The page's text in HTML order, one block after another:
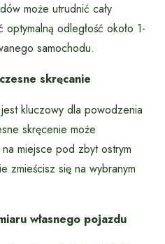
może utrudnić cały
odległość około 1-
samochodu.
skręcanie
kluczowy dla powodzenia
skręcenie może
miejsce pod zbyt ostrym
zmieścisz się na wybranym
własnego pojazdu